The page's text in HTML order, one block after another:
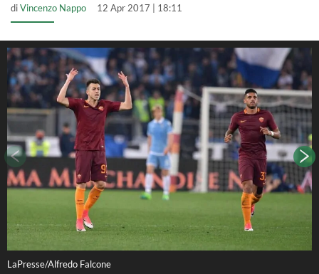
diVincenzo Nappo 12 Apr 2017 | 18:11
LaPresse/Alfredo Falcone